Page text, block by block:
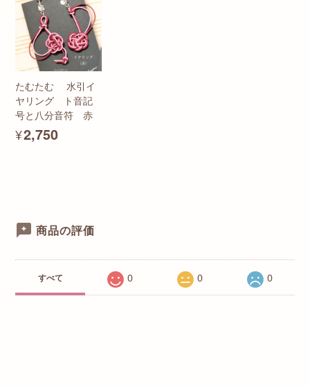
たむたむ 水引イ
ヤリング ト音記
号と八分音符 赤
¥2,750
商品の評価
すべて 0 0 0